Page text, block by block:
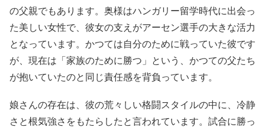
の父親でもあります。奥様はハンガリー留学時代に出会っ
た美しい女性で、彼女の支えがアーセン選手の大きな活力
となっています。かつては自分のために戦っていた彼です
が、現在は「家族のために勝つ」という、かつての父たち
が抱いていたのと同じ責任感を背負っています。
娘さんの存在は、彼の荒々しい格闘スタイルの中に、冷静
さと根気強さをもたらしたと言われています。試合に勝っ